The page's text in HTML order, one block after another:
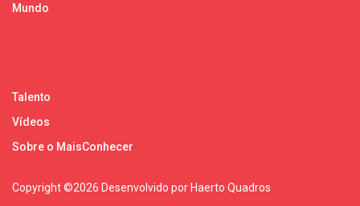
Mundo
Talento
Vídeos
Sobre o MaisConhecer
Copyright ©2026 Desenvolvido por Haerto Quadros